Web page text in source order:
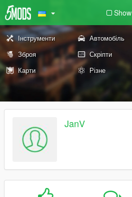
Інструменти Автомобіль
Зброя
Скріпти
Карти
Різне
JanV